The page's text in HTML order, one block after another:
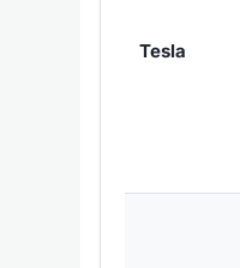
Tesla